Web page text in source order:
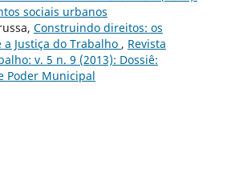
sociais urbanos
Construindo direitos: os
Justiça do Trabalho , Revista
v. 5 n. 9 (2013): Dossiê:
Poder Municipal